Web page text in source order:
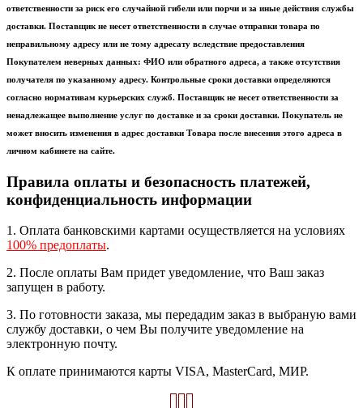
ответственности за риск его случайной гибели или порчи и за иные действия службы
доставки. Поставщик не несет ответственности в случае отправки товара по
неправильному адресу или не тому адресату вследствие предоставления
Покупателем неверных данных: ФИО или обратного адреса, а также отсутствия
получателя по указанному адресу. Контрольные сроки доставки определяются
согласно нормативам курьерских служб. Поставщик не несет ответственности за
ненадлежащее выполнение услуг по доставке и за сроки доставки. Покупатель не
может вносить изменения в адрес доставки Товара после внесения этого адреса в
личном кабинете на сайте.
Правила оплаты и безопасность платежей,
конфиденциальность информации
1. Оплата банковскими картами осуществляется на условиях
100% предоплаты.
2. После оплаты Вам придет уведомление, что Ваш заказ
запущен в работу.
3. По готовности заказа, мы передадим заказ в выбраную вами
службу доставки, о чем Вы получите уведомление на
электронную почту.
К оплате принимаются карты VISA, MasterCard, МИР.